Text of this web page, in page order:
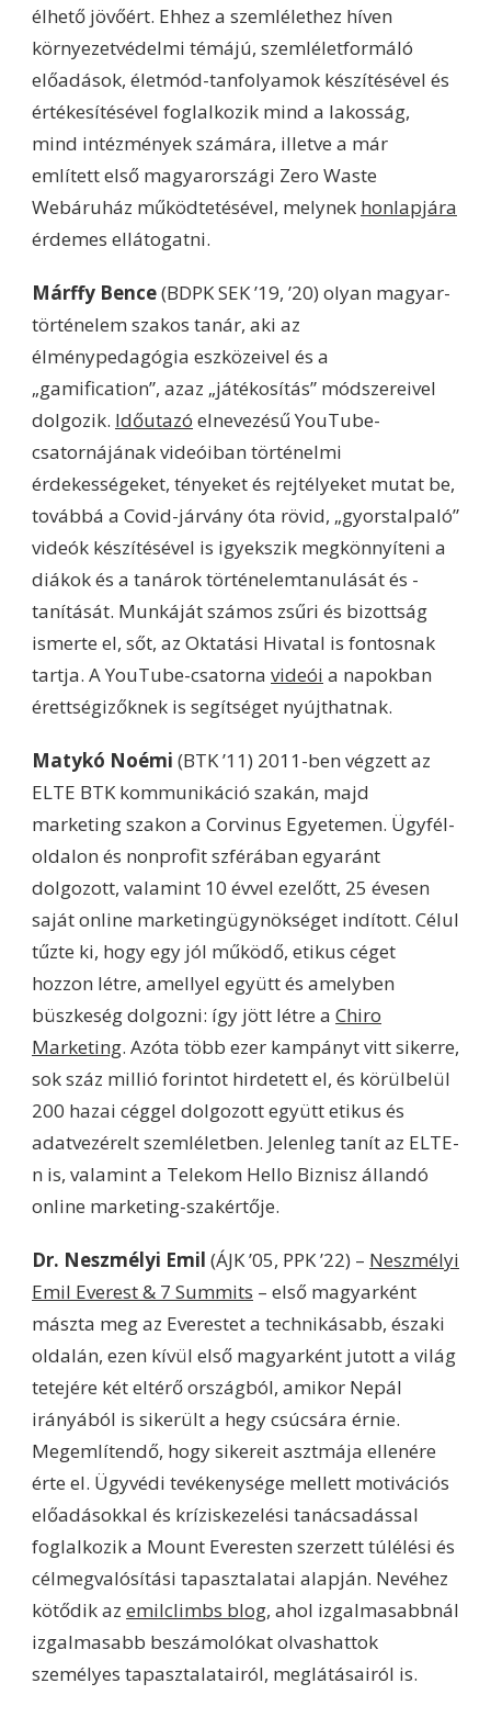
élhető jövőért. Ehhez a szemlélethez híven
környezetvédelmi témájú, szemléletformáló
előadások, életmód-tanfolyamok készítésével és
értékesítésével foglalkozik mind a lakosság,
mind intézmények számára, illetve a már
említett első magyarországi Zero Waste
Webáruház működtetésével, melynek honlapjára
érdemes ellátogatni.
Márffy Bence(BDPK SEK ’19, ’20) olyan magyar-
történelem szakos tanár, aki az
élménypedagógia eszközeivel és a
„gamification”, azaz „játékosítás” módszereivel
dolgozik. Időutazó elnevezésű YouTube-
csatornájának videóiban történelmi
érdekességeket, tényeket és rejtélyeket mutat be,
továbbá a Covid-járvány óta rövid, „gyorstalpaló”
videók készítésével is igyekszik megkönnyíteni a
diákok és a tanárok történelemtanulását és -
tanítását. Munkáját számos zsűri és bizottság
ismerte el, sőt, az Oktatási Hivatal is fontosnak
tartja. A YouTube-csatorna videói a napokban
érettségizőknek is segítséget nyújthatnak.
Matykó Noémi (BTK ’11) 2011-ben végzett az
ELTE BTK kommunikáció szakán, majd
marketing szakon a Corvinus Egyetemen. Ügyfél-
oldalon és nonprofit szférában egyaránt
dolgozott, valamint 10 évvel ezelőtt, 25 évesen
saját online marketingügynökséget indított. Célul
tűzte ki, hogy egy jól működő, etikus céget
hozzon létre, amellyel együtt és amelyben
büszkeség dolgozni: így jött létre a Chiro
Marketing. Azóta több ezer kampányt vitt sikerre,
sok száz millió forintot hirdetett el, és körülbelül
200 hazai céggel dolgozott együtt etikus és
adatvezérelt szemléletben. Jelenleg tanít az ELTE-
n is, valamint a Telekom Hello Biznisz állandó
online marketing-szakértője.
Dr. Neszmélyi Emil (ÁJK ’05, PPK ’22) – Neszmélyi
Emil Everest & 7 Summits – első magyarként
mászta meg az Everestet a technikásabb, északi
oldalán, ezen kívül első magyarként jutott a világ
tetejére két eltérő országból, amikor Nepál
irányából is sikerült a hegy csúcsára érnie.
Megemlítendő, hogy sikereit asztmája ellenére
érte el. Ügyvédi tevékenysége mellett motivációs
előadásokkal és kríziskezelési tanácsadással
foglalkozik a Mount Everesten szerzett túlélési és
célmegvalósítási tapasztalatai alapján. Nevéhez
kötődik az emilclimbs blog, ahol izgalmasabbnál
izgalmasabb beszámolókat olvashattok
személyes tapasztalatairól, meglátásairól is.